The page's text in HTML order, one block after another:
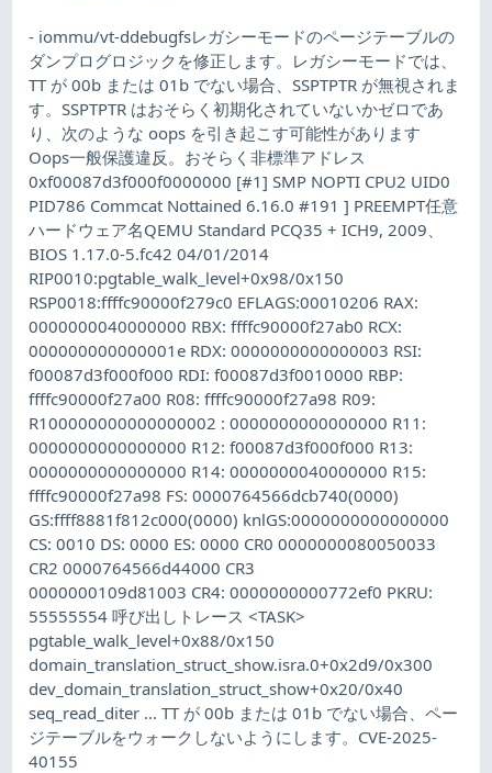
- iommu/vt-ddebugfsレガシーモードのページテーブルの
ダンプログロジックを修正します。レガシーモードでは、
TT が 00b または 01b でない場合、SSPTPTR が無視されま
す。SSPTPTR はおそらく初期化されていないかゼロであ
り、次のような oops を引き起こす可能性があります
Oops一般保護違反。おそらく非標準アドレス
0xf00087d3f000f0000000 [#1] SMP NOPTI CPU2 UID0
PID786 Commcat Nottained 6.16.0 #191 ] PREEMPT任意
ハードウェア名QEMU Standard PCQ35 + ICH9, 2009、
BIOS 1.17.0-5.fc42 04/01/2014
RIP0010:pgtable_walk_level+0x98/0x150
RSP0018:ffffc90000f279c0 EFLAGS:00010206 RAX:
0000000040000000 RBX: ffffc90000f27ab0 RCX:
000000000000001e RDX: 0000000000000003 RSI:
f00087d3f000f000 RDI: f00087d3f0010000 RBP:
ffffc90000f27a00 R08: ffffc90000f27a98 R09:
R100000000000000002 : 0000000000000000 R11:
0000000000000000 R12: f00087d3f000f000 R13:
0000000000000000 R14: 0000000040000000 R15:
ffffc90000f27a98 FS: 0000764566dcb740(0000)
GS:ffff8881f812c000(0000) knlGS:0000000000000000
CS: 0010 DS: 0000 ES: 0000 CR0 0000000080050033
CR2 0000764566d44000 CR3
0000000109d81003 CR4: 0000000000772ef0 PKRU:
55555554 呼び出しトレース <TASK>
pgtable_walk_level+0x88/0x150
domain_translation_struct_show.isra.0+0x2d9/0x300
dev_domain_translation_struct_show+0x20/0x40
seq_read_diter ... TT が 00b または 01b でない場合、ペー
ジテーブルをウォークしないようにします。CVE-2025-
40155